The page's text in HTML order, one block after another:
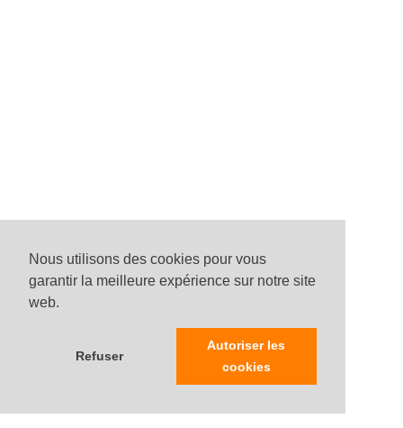
Nous utilisons des cookies pour vous
garantir la meilleure expérience sur notre site
web.
Refuser
Autoriser les
cookies